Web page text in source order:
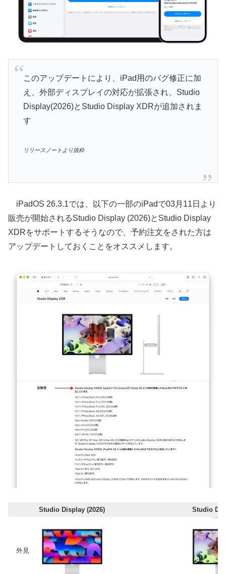
このアップデートにより、iPad用のバグ修正に加
え、外部ディスプレイの対応が拡張され、Studio
Display(2026)とStudio Display XDRが追加されま
す
リリースノートより抜粋
iPadOS 26.3.1では、以下の一部のiPadで03月11日より
販売が開始されるStudio Display (2026)とStudio Display
XDRをサポートするそうなので、予約注文をされた方は
アップデートしておくことをオススメします。
Studio Display (2026) Studio
外見